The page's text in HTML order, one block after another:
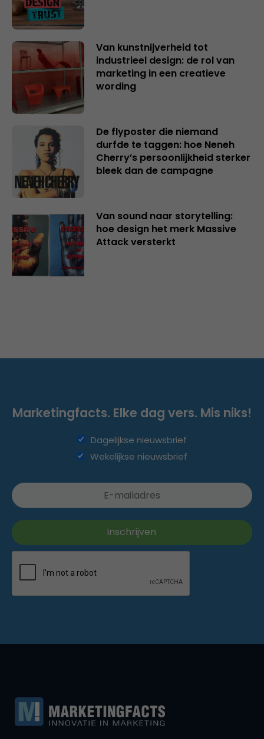
Van kunstnijverheid tot
industrieel design: de rol van
marketing in een creatieve
wording
De flyposter die niemand
durfde te taggen: hoe Neneh
Cherry’s persoonlijkheid sterker
bleek dan de campagne
Van sound naar storytelling:
hoe design het merk Massive
Attack versterkt
Marketingfacts. Elke dag vers. Mis niks!
Dagelijkse nieuwsbrief
Wekelijkse nieuwsbrief